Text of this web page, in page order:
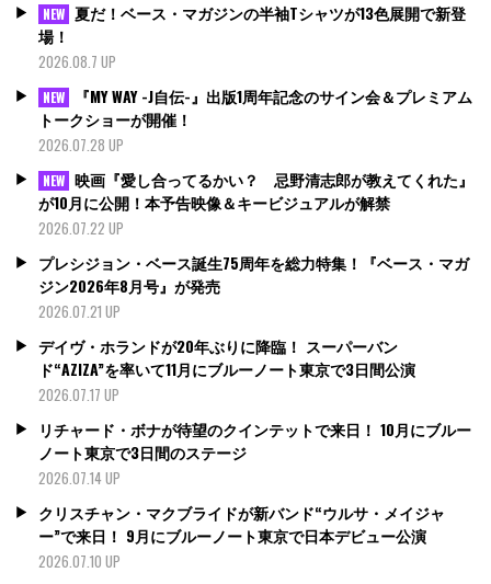
NEW 夏だ！ベース・マガジンの半袖Tシャツが13色展開で新登
場！
2026.08.7 UP
NEW
『MY WAY -J自伝-』出版1周年記念のサイン会＆プレミアム
トークショーが開催！
2026.07.28 UP
NEW 映画『愛し合ってるかい？ 忌野清志郎が教えてくれた』
が10月に公開！本予告映像＆キービジュアルが解禁
2026.07.22 UP
プレシジョン・ベース誕生75周年を総力特集！『ベース・マガ
ジン2026年8月号』が発売
2026.07.21 UP
デイヴ・ホランドが20年ぶりに降臨！ スーパーバン
ド“AZIZA”を率いて11月にブルーノート東京で3日間公演
2026.07.17 UP
リチャード・ボナが待望のクインテットで来日！ 10月にブルー
ノート東京で3日間のステージ
2026.07.14 UP
クリスチャン・マクブライドが新バンド“ウルサ・メイジャ
ー”で来日！ 9月にブルーノート東京で日本デビュー公演
2026.07.10 UP